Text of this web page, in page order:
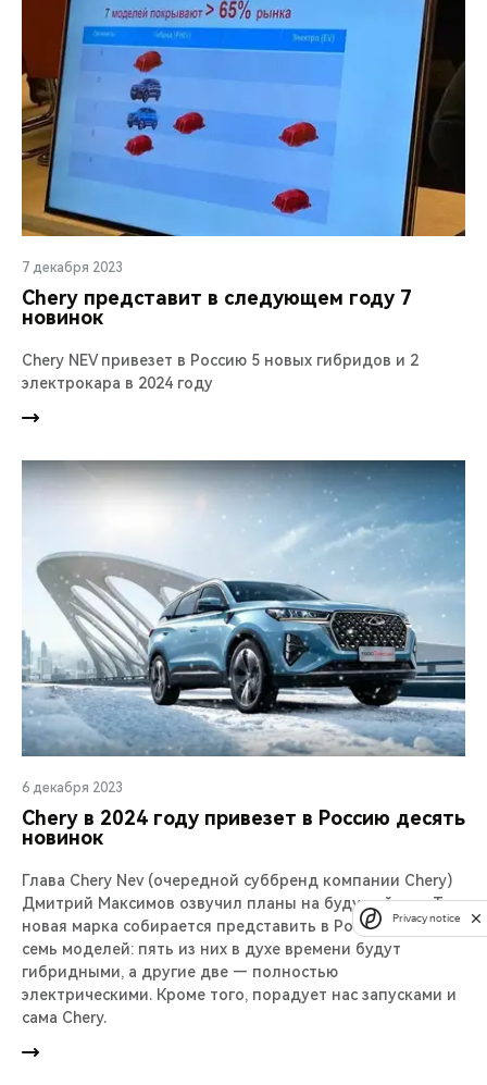
7 декабря 2023
Chery представит в следующем году 7
новинок
Chery NEV привезет в Россию 5 новых гибридов и 2
электрокара в 2024 году
6 декабря 2023
Chery в 2024 году привезет в Россию десять
новинок
Глава Chery Nev (очередной суббренд компании Chery)
Дмитрий Максимов озвучил планы на будущий год. Так,
новая марка собирается представить в России сразу
семь моделей: пять из них в духе времени будут
гибридными, а другие две — полностью
электрическими. Кроме того, порадует нас запусками и
сама Chery.
Privacy notice